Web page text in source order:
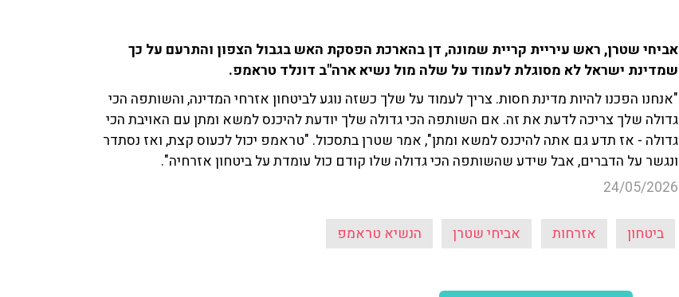
אביחי שטרן, ראש עיריית קריית שמונה, דן בהארכת הפסקת האש בגבול הצפון והתרעם על כך
שמדינת ישראל לא מסוגלת לעמוד על שלה מול נשיא ארה"ב דונלד טראמפ.
"אנחנו הפכנו להיות מדינת חסות. צריך לעמוד על שלך כשזה נוגע לביטחון אזרחי המדינה, והשותפה הכי
גדולה שלך צריכה לדעת את זה. אם השותפה הכי גדולה שלך יודעת להיכנס למשא ומתן עם האויבת הכי
גדולה - אז תדע גם אתה להיכנס למשא ומתן", אמר שטרן בתסכול. "טראמפ יכול לכעוס קצת, ואז נסתדר
ונגשר על הדברים, אבל שידע שהשותפה הכי גדולה שלו קודם כול עומדת על ביטחון אזרחיה".
24/05/2026
ביטחון אזרחות אביחי שטרן הנשיא טראמפ